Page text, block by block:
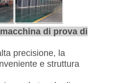
di prova di
precisione, la
e struttura